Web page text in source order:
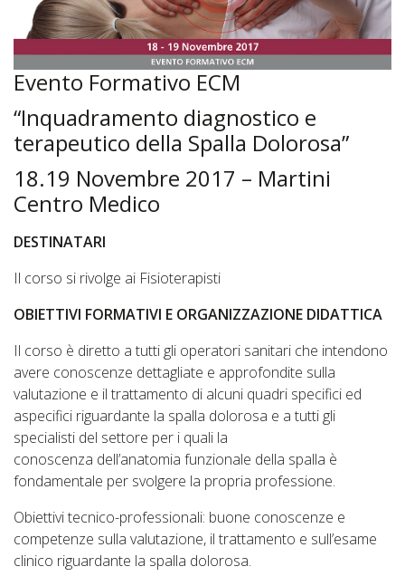
Evento Formativo ECM
“Inquadramento diagnostico e
terapeutico della Spalla Dolorosa”
18.19 Novembre 2017 – Martini
Centro Medico
DESTINATARI
Il corso si rivolge ai Fisioterapisti
OBIETTIVI FORMATIVI E ORGANIZZAZIONE DIDATTICA
Il corso è diretto a tutti gli operatori sanitari che intendono
avere conoscenze dettagliate e approfondite sulla
valutazione e il trattamento di alcuni quadri specifici ed
aspecifici riguardante la spalla dolorosa e a tutti gli
specialisti del settore per i quali la
conoscenza dell’anatomia funzionale della spalla è
fondamentale per svolgere la propria professione.
Obiettivi tecnico-professionali: buone conoscenze e
competenze sulla valutazione, il trattamento e sull’esame
clinico riguardante la spalla dolorosa.